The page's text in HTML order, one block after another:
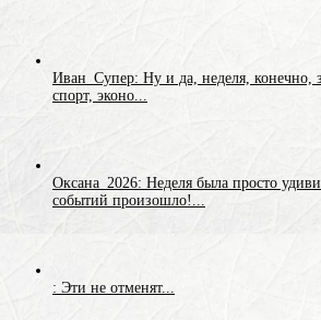
Иван_Супер: Ну и да, неделя, конечно,
спорт, эконо...
Оксана_2026: Неделя была просто
событий произошло!...
: Эти не отменят...